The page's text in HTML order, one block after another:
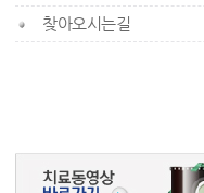
찾아오시는길